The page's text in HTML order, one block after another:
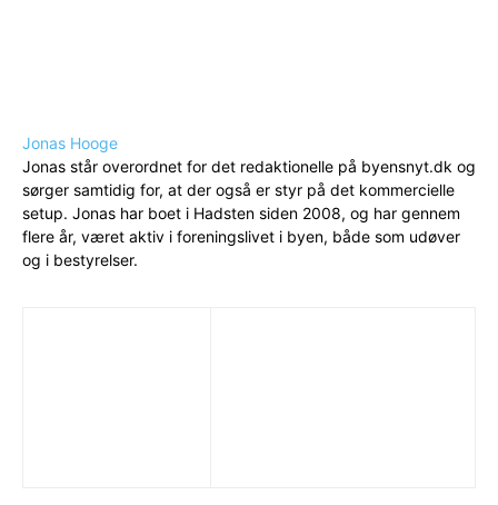
Jonas Hooge
Jonas står overordnet for det redaktionelle på byensnyt.dk og
sørger samtidig for, at der også er styr på det kommercielle
setup. Jonas har boet i Hadsten siden 2008, og har gennem
flere år, været aktiv i foreningslivet i byen, både som udøver
og i bestyrelser.